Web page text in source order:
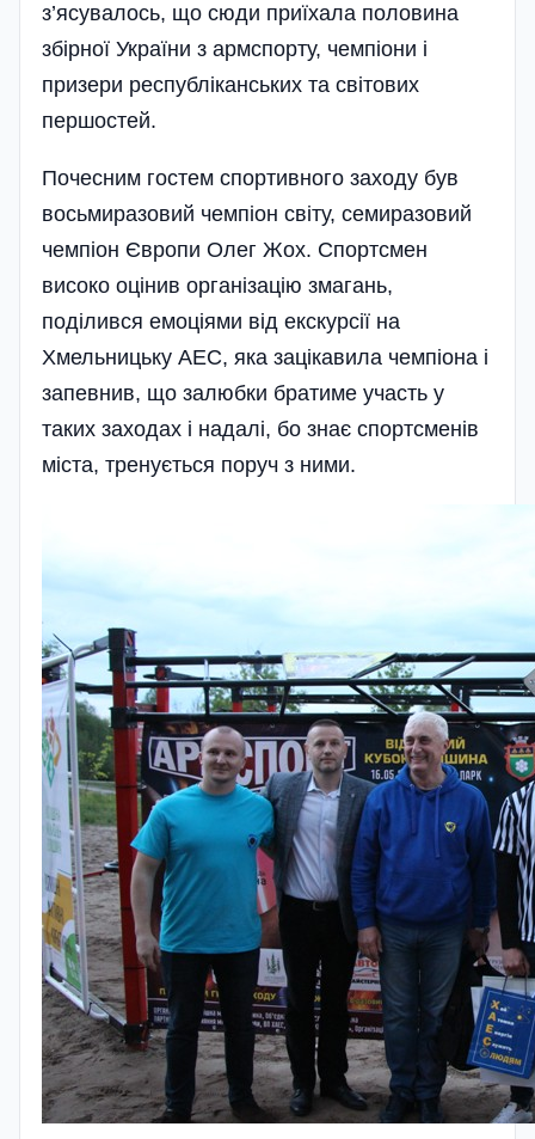
з’ясувалось, що сюди приїхала половина
збірної України з армспорту, чемпіони і
призери республіканських та світових
першостей.
Почесним гостем спортивного заходу був
восьмиразовий чемпіон світу, семиразовий
чемпіон Європи Олег Жох. Спортсмен
високо оцінив організацію змагань,
поділився емоціями від екскурсії на
Хмельницьку АЕС, яка зацікавила чемпіона і
запевнив, що залюбки братиме участь у
таких заходах і надалі, бо знає спортсменів
міста, тренується поруч з ними.